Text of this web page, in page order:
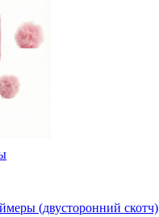
(двусторонний скотч)